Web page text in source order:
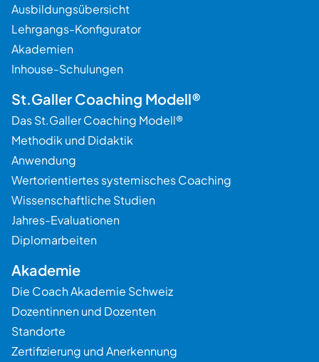
Ausbildungsübersicht
Lehrgangs-Konfigurator
Akademien
Inhouse-Schulungen
St.Galler Coaching Modell®
Das St.Galler Coaching Modell®
Methodik und Didaktik
Anwendung
Wertorientiertes systemisches Coaching
Wissenschaftliche Studien
Jahres-Evaluationen
Diplomarbeiten
Akademie
Die Coach Akademie Schweiz
Dozentinnen und Dozenten
Standorte
Zertifizierung und Anerkennung